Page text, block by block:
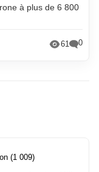
à plus de 6 800
61 0
(1 009)